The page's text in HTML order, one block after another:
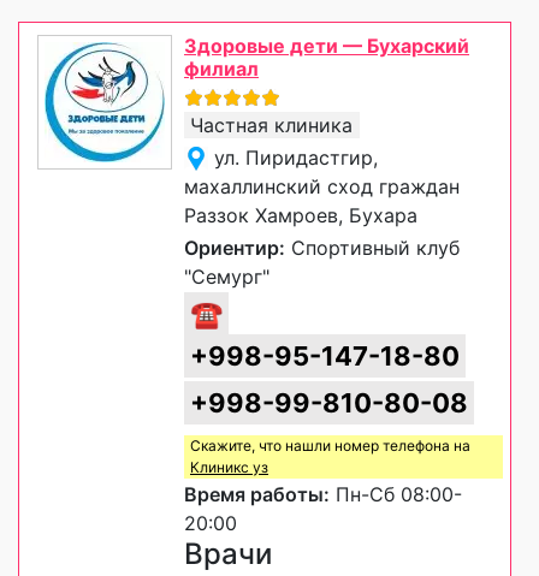
Здоровые дети — Бухарский
филиал
Частная клиника
ул. Пиридастгир,
махаллинский сход граждан
Раззок Хамроев, Бухара
Ориентир: Спортивный клуб
"Семург"
☎
+998-95-147-18-80
+998-99-810-80-08
Скажите, что нашли номер телефона на
Клиникс уз
Время работы: Пн-Сб 08:00-
20:00
Врачи